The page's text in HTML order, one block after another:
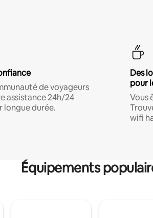
de voyageurs
assistance 24h/24
longue durée.
Des
pour
Vous
wifi
Équipements